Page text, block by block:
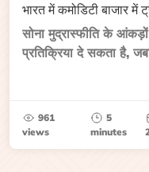
भारत में कमोडिटी बाजार
सोना मुद्रास्फीति के
प्रतिक्रिया दे सकता है,
961
views
5
minutes